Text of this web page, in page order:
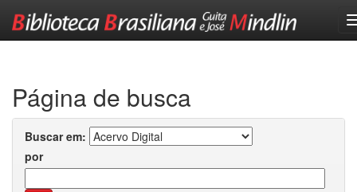
Página de busca
Buscar em:
por